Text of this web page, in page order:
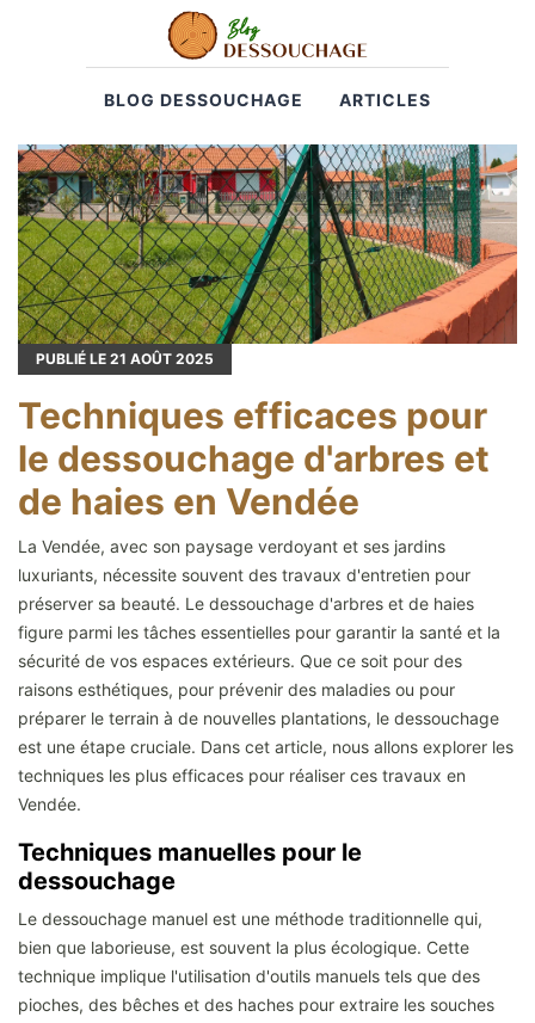
BLOG DESSOUCHAGE ARTICLES
PUBLIÉ LE 21 AOÛT 2025
Techniques efficaces pour
le dessouchage d'arbres et
de haies en Vendée
La Vendée, avec son paysage verdoyant et ses jardins
luxuriants, nécessite souvent des travaux d'entretien pour
préserver sa beauté. Le dessouchage d'arbres et de haies
figure parmi les tâches essentielles pour garantir la santé et la
sécurité de vos espaces extérieurs. Que ce soit pour des
raisons esthétiques, pour prévenir des maladies ou pour
préparer le terrain à de nouvelles plantations, le dessouchage
est une étape cruciale. Dans cet article, nous allons explorer les
techniques les plus efficaces pour réaliser ces travaux en
Vendée.
Techniques manuelles pour le
dessouchage
Le dessouchage manuel est une méthode traditionnelle qui,
bien que laborieuse, est souvent la plus écologique. Cette
technique implique l'utilisation d'outils manuels tels que des
pioches, des bêches et des haches pour extraire les souches